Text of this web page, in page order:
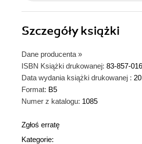
Szczegółyksiążki
Dane producenta »
ISBN Książki drukowanej: 83-857-
Data wydania książki drukowanej :
Format: B5
Numer z katalogu: 1085
Zgłoś erratę
Kategorie: